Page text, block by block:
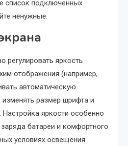
список подключенных
ненужные.
регулировать яркость
отображения (например,
автоматическую
изменять размер шрифта и
яркости особенно
батареи и комфортного
условиях освещения.